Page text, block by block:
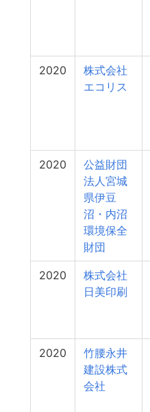
2020
株式会社
エコリス
2020
公益財団
法人宮城
県伊豆
沼・内沼
環境保全
財団
2020
株式会社
日美印刷
2020
竹腰永井
建設株式
会社